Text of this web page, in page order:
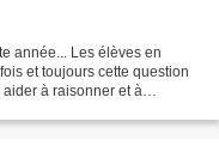
année... Les élèves en
et toujours cette question
à raisonner et à